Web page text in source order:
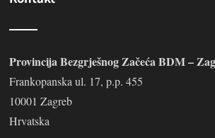
Provincija Bezgrješnog Začeća BDM –
Frankopanska ul. 17, p.p. 455
10001 Zagreb
Hrvatska